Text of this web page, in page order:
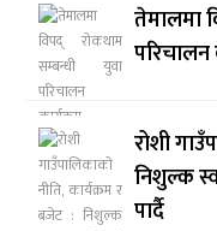
तेमालमा
परिचालन
रोशी
निशुल्क
पार्दै